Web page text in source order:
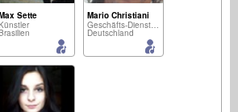
Sette
Mario Christiani
Geschäfts-Dienstleistungen
Deutschland